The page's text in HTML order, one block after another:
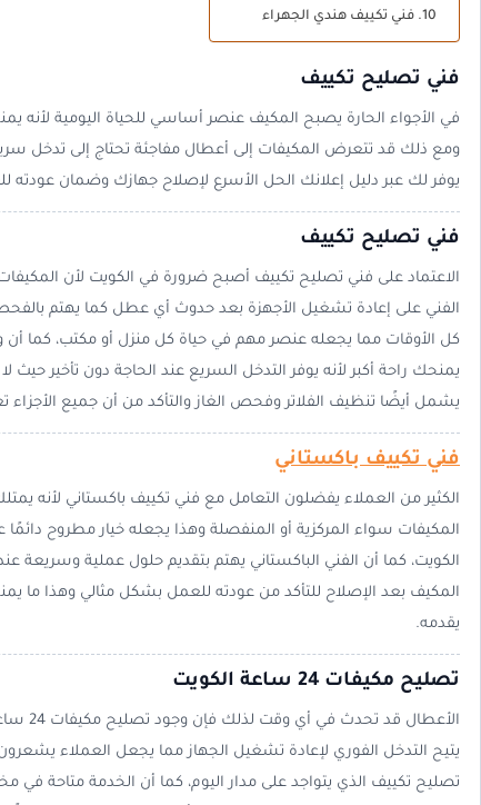
فني تكييف هندي الجهراء
فني تصليح تكييف
في الأجواء الحارة يصبح المكيف عنصر أساسي للحياة اليومية لأنه
ومع ذلك قد تتعرض المكيفات إلى أعطال مفاجئة تحتاج إلى تدخل
يوفر لك عبر دليل إعلانك الحل الأسرع لإصلاح جهازك وضمان عودته
فني تصليح تكييف
الاعتماد على فني تصليح تكييف أصبح ضرورة في الكويت لأن
الفني على إعادة تشغيل الأجهزة بعد حدوث أي عطل كما يهتم
كل الأوقات مما يجعله عنصر مهم في حياة كل منزل أو مكتب، كما
يمنحك راحة أكبر لأنه يوفر التدخل السريع عند الحاجة دون تأخير
يشمل أيضًا تنظيف الفلاتر وفحص الغاز والتأكد من أن جميع الأجزاء
فني تكييف باكستاني
الكثير من العملاء يفضلون التعامل مع فني تكييف باكستاني لأنه
المكيفات سواء المركزية أو المنفصلة وهذا يجعله خيار مطروح
الكويت، كما أن الفني الباكستاني يهتم بتقديم حلول عملية
المكيف بعد الإصلاح للتأكد من عودته للعمل بشكل مثالي وهذا ما
يقدمه.
تصليح مكيفات 24 ساعة الكويت
يتيح التدخل الفوري لإعادة تشغيل الجهاز مما يجعل العملاء
تصليح تكييف الذي يتواجد على مدار اليوم، كما أن الخدمة متاحة